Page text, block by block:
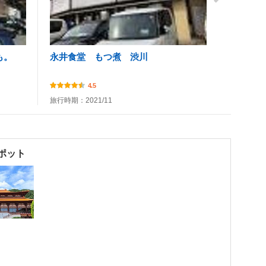
永井食堂 もつ煮 渋川
4.5
旅行時期：2021/11
ット